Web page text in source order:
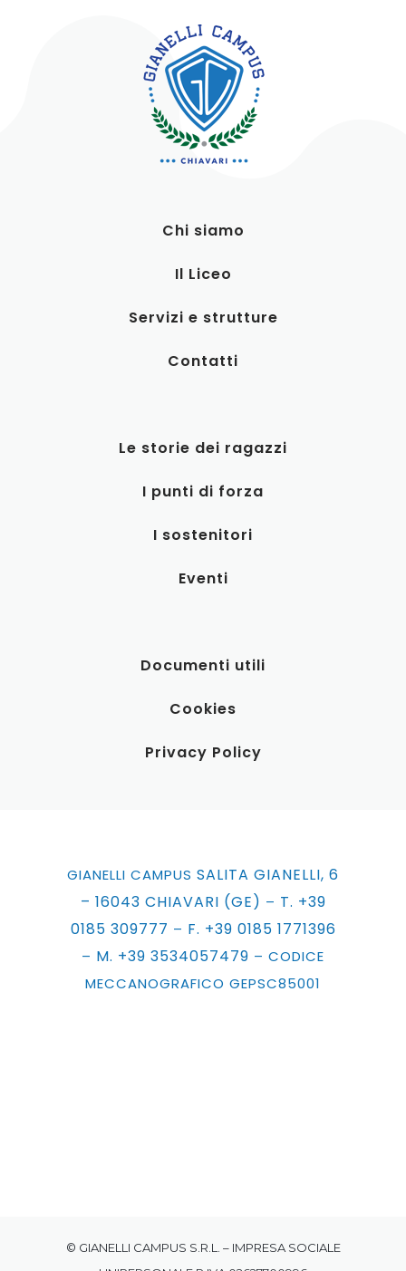
Chi siamo
Il Liceo
Servizi e strutture
Contatti
Le storie dei ragazzi
I punti di forza
I sostenitori
Eventi
Documenti utili
Cookies
Privacy Policy
GIANELLI CAMPUS SALITA GIANELLI, 6
– 16043 CHIAVARI (GE) – T. +39
0185 309777 – F. +39 0185 1771396
– M. +39 3534057479 – CODICE
MECCANOGRAFICO GEPSC85001
© GIANELLI CAMPUS S.R.L. – IMPRESA SOCIALE